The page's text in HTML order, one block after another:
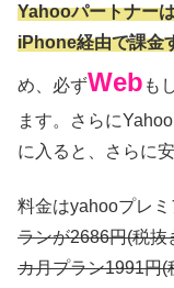
Yahooパートナー
iPhone経由で課金
め、必ずWeb も
ます。さらに
に入ると、さらに
料金はyahooプレミ
ランが2686円(税抜
カ月プラン1991円(